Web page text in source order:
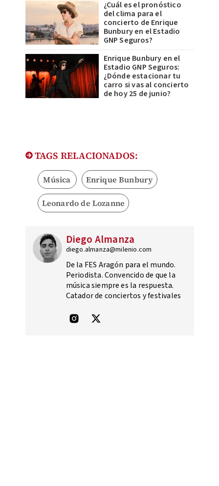
¿Cuál es el pronóstico
del clima para el
concierto de Enrique
Bunbury en el Estadio
GNP Seguros?
Enrique Bunbury en el
Estadio GNP Seguros:
¿Dónde estacionar tu
carro si vas al concierto
de hoy 25 de junio?
TAGS RELACIONADOS:
Música Enrique Bunbury
Leonardo de Lozanne
Diego Almanza
diego.almanza@milenio.com
De la FES Aragón para el mundo.
Periodista. Convencido de que la
música siempre es la respuesta.
Catador de conciertos y festivales